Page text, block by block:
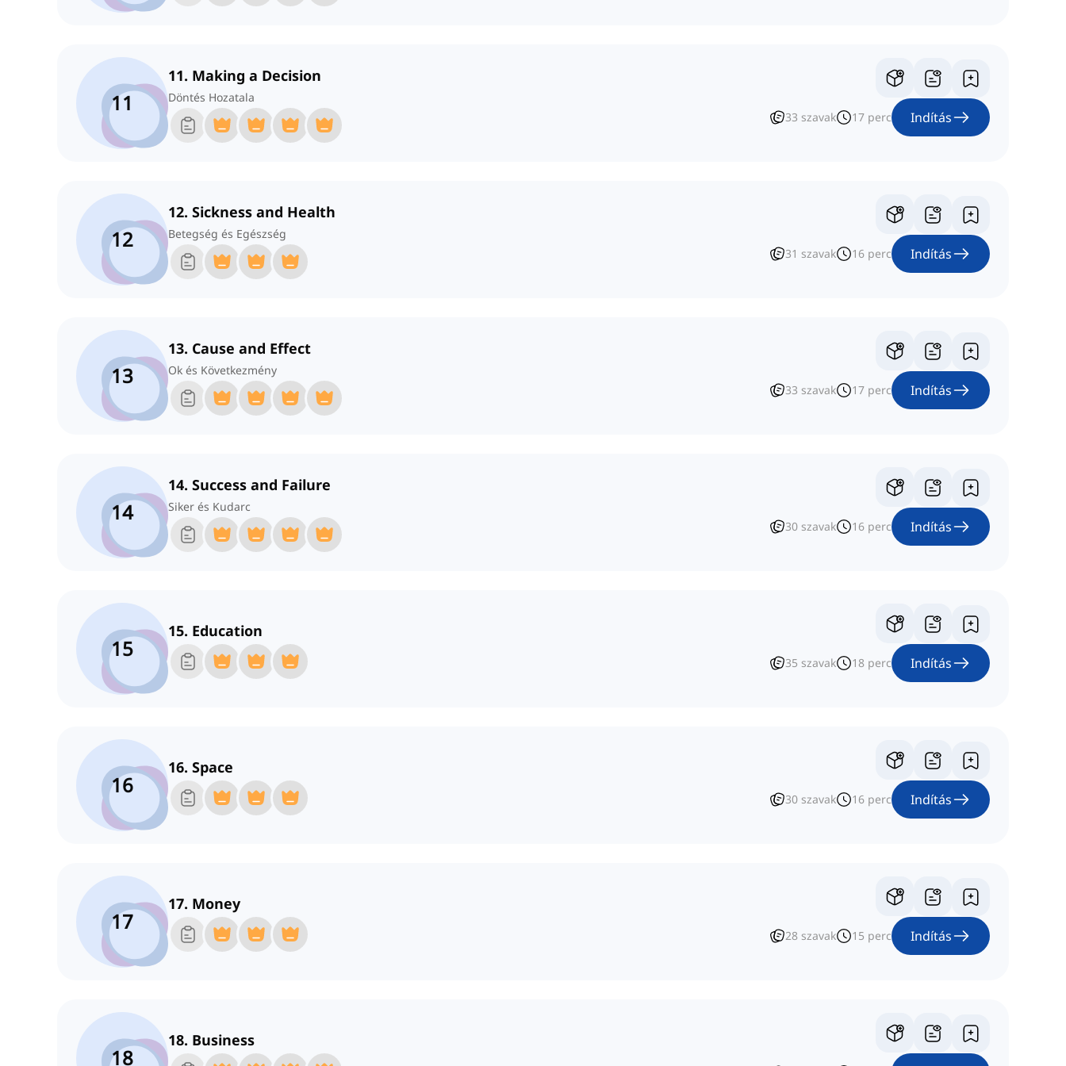
11
11. Making a Decision
Döntés Hozatala
33 szavak 17 perc Indítás
12
12. Sickness and Health
Betegség és Egészség
31 szavak 16 perc Indítás
13
13. Cause and Effect
Ok és Következmény
33 szavak 17 perc Indítás
14
14. Success and Failure
Siker és Kudarc
30 szavak 16 perc Indítás
15
15. Education
35 szavak 18 perc Indítás
16
16. Space
30 szavak 16 perc Indítás
17
17. Money
28 szavak 15 perc Indítás
18
18. Business